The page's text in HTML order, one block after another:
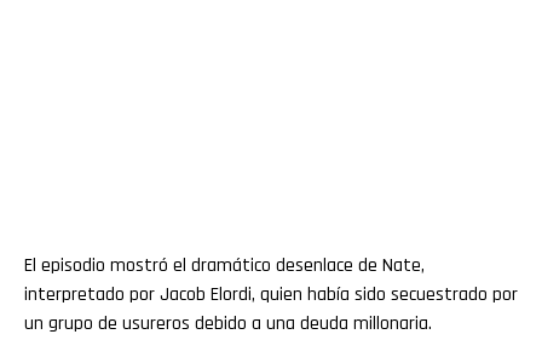
El episodio mostró el dramático desenlace de Nate,
interpretado por Jacob Elordi, quien había sido secuestrado por
un grupo de usureros debido a una deuda millonaria.